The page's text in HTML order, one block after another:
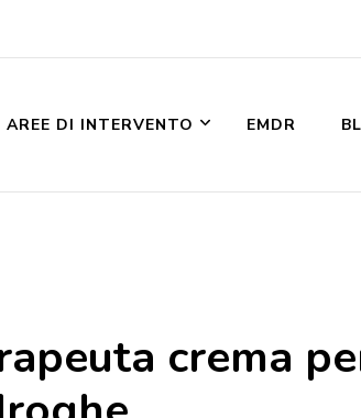
AREE DI INTERVENTO EMDR
crema